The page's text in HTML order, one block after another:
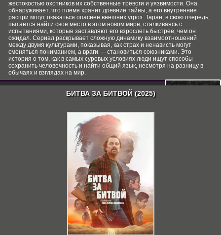
жестокостью охотников их собственные тревоги и уязвимости. Она
обнаруживает, что племя хранит древние тайны, а его внутренние
распри могут оказаться опаснее внешних угроз. Таран, в свою очередь,
пытается найти своё место в этом новом мире, сталкиваясь с
испытаниями, которые заставляют его взрослеть быстрее, чем он
ожидал. Сериал раскрывает сложную динамику взаимоотношений
между двумя культурами, показывая, как страх и ненависть могут
сменяться пониманием, а враги — становиться союзниками. Это
история о том, как в самых суровых условиях люди ищут способы
сохранить человечность и найти общий язык, несмотря на разницу в
обычаях и взглядах на мир.
БИТВА ЗА БИТВОЙ (2025)